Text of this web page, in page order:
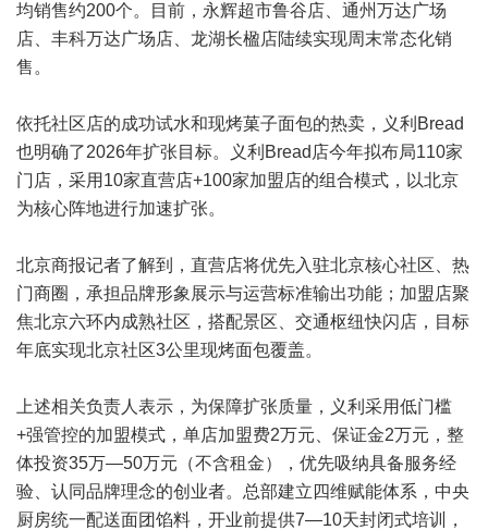
均销售约200个。目前，永辉超市鲁谷店、通州万达广场
店、丰科万达广场店、龙湖长楹店陆续实现周末常态化销
售。
依托社区店的成功试水和现烤菓子面包的热卖，义利Bread
也明确了2026年扩张目标。义利Bread店今年拟布局110家
门店，采用10家直营店+100家加盟店的组合模式，以北京
为核心阵地进行加速扩张。
北京商报记者了解到，直营店将优先入驻北京核心社区、热
门商圈，承担品牌形象展示与运营标准输出功能；加盟店聚
焦北京六环内成熟社区，搭配景区、交通枢纽快闪店，目标
年底实现北京社区3公里现烤面包覆盖。
上述相关负责人表示，为保障扩张质量，义利采用低门槛
+强管控的加盟模式，单店加盟费2万元、保证金2万元，整
体投资35万—50万元（不含租金），优先吸纳具备服务经
验、认同品牌理念的创业者。总部建立四维赋能体系，中央
厨房统一配送面团馅料，开业前提供7—10天封闭式培训，